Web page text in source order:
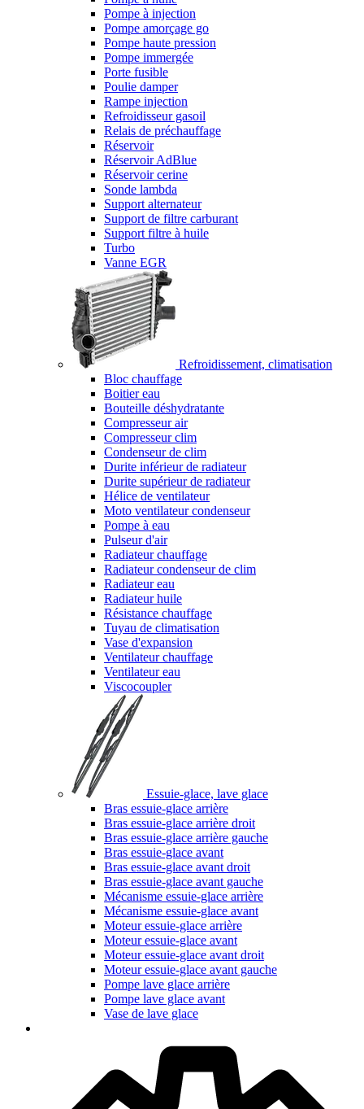
Pompe à injection
Pompe amorçage go
Pompe haute pression
Pompe immergée
Porte fusible
Poulie damper
Rampe injection
Refroidisseur gasoil
Relais de préchauffage
Réservoir
Réservoir AdBlue
Réservoir cerine
Sonde lambda
Support alternateur
Support de filtre carburant
Support filtre à huile
Turbo
Vanne EGR
Refroidissement, climatisation
Bloc chauffage
Boitier eau
Bouteille déshydratante
Compresseur air
Compresseur clim
Condenseur de clim
Durite inférieur de radiateur
Durite supérieur de radiateur
Hélice de ventilateur
Moto ventilateur condenseur
Pompe à eau
Pulseur d'air
Radiateur chauffage
Radiateur condenseur de clim
Radiateur eau
Radiateur huile
Résistance chauffage
Tuyau de climatisation
Vase d'expansion
Ventilateur chauffage
Ventilateur eau
Viscocoupler
Essuie-glace, lave glace
Bras essuie-glace arrière
Bras essuie-glace arrière droit
Bras essuie-glace arrière gauche
Bras essuie-glace avant
Bras essuie-glace avant droit
Bras essuie-glace avant gauche
Mécanisme essuie-glace arrière
Mécanisme essuie-glace avant
Moteur essuie-glace arrière
Moteur essuie-glace avant
Moteur essuie-glace avant droit
Moteur essuie-glace avant gauche
Pompe lave glace arrière
Pompe lave glace avant
Vase de lave glace